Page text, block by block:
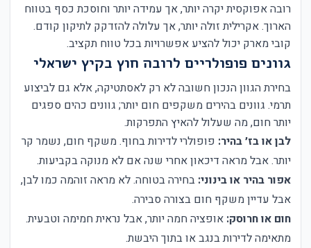
רובה אפוקסית יקרה יותר, אך עמידה יותר וחוסכת כסף בטווח
הארוך. אקרילית זולה יותר, אך עלולה להזדקק לתיקון קודם.
קובי מארק יכול להציע אפשרויות בכל טווח תקציב.
גוונים פופולריים לרובה חוץ בקיץ ישראלי
בחירת הגוון הנכון חשובה לא רק לאסתטיקה, אלא גם לביצוע
תרמי. גוונים בהירים משקפים חום יותר; גוונים כהים ספגים
יותר חום, מה שעלול להאיץ התפרקות.
לבן או בז׳ בהיר: פופולרי לדירות בחוף. משקף חום, נשמר קר
יותר. אבל מראה דיכאון אחרי שנה אם לא מנוקה בקביעות.
אפור בהיר או בינוני: בחירה בטוחה. לא מראה זוהמה כמו לבן,
אבל עדיין משקף חום בצורה סבירה.
חום או חרוסק: אופציה חמה יותר, אבל נראית חמימה וטבעית.
מתאימה לדירות בנגב או בתוך היבשת.